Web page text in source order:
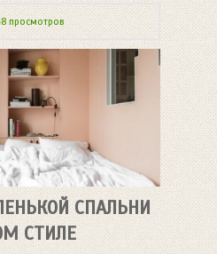
просмотров
СПАЛЬНИ
СТИЛЕ